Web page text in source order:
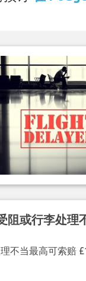
阻或行李处理
不当最高可索赔